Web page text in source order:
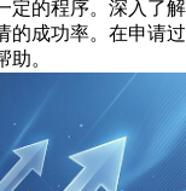
的程序。深入了解
的成功率。在申请过
。